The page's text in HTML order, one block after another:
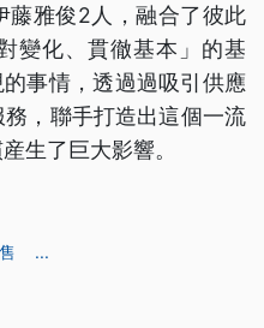
藤雅俊2人，融合了彼此
變化、貫徹基本」的基
事情，透過過吸引供應
，聯手打造出這個一流
生了巨大影響。
...